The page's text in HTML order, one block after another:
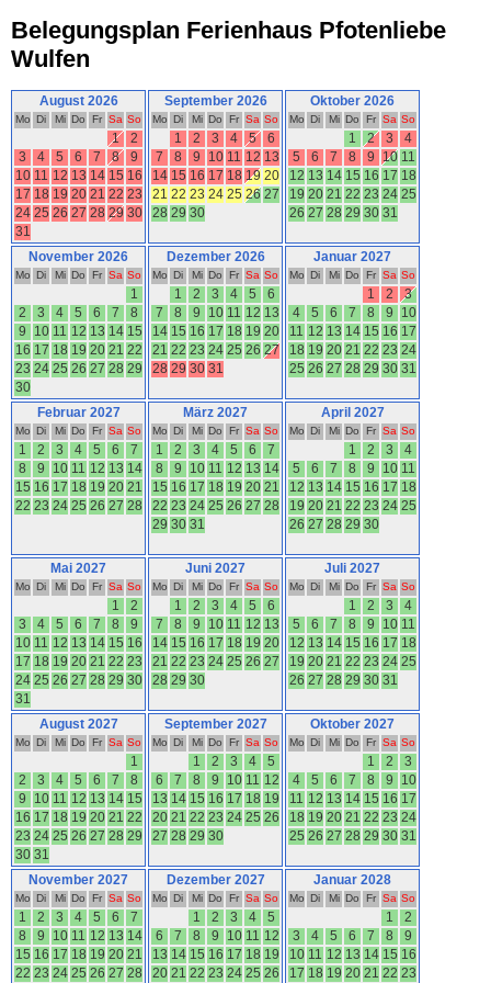
Belegungsplan Ferienhaus Pfotenliebe
Wulfen
August 2026
Mo Di Mi Do Fr Sa So
1
2
3
4 5 6 7 8
9
10 11 12 13 14 15 16
17 18 19 20 21 22 23
24 25 26 27 28 29 30
31
September 2026
Mo Di Mi Do Fr Sa So
1 2 3 4 5
6
7
8 9 10 11 12 13
14 15 16 17 18 19 20
21 22 23 24 25 26 27
28 29 30
Oktober 2026
Mo Di Mi Do Fr Sa So
1 2 3
4
5
6 7 8 9 10 11
12 13 14 15 16 17 18
19 20 21 22 23 24 25
26 27 28 29 30 31
November 2026
Mo Di Mi Do Fr Sa So
1
2
3 4 5 6 7
8
9
10 11 12 13 14 15
16 17 18 19 20 21 22
23 24 25 26 27 28 29
30
Dezember 2026
Mo Di Mi Do Fr Sa So
1 2 3 4 5
6
7
8 9 10 11 12 13
14 15 16 17 18 19 20
21 22 23 24 25 26 27
28 29 30 31
Januar 2027
Mo Di Mi Do Fr Sa So
1 2
3
4
5 6 7 8 9
10
11 12 13 14 15 16 17
18 19 20 21 22 23 24
25 26 27 28 29 30 31
Februar 2027
Mo Di Mi Do Fr Sa So
1 2 3 4 5 6
7
8
9 10 11 12 13 14
15 16 17 18 19 20 21
22 23 24 25 26 27 28
März 2027
Mo Di Mi Do Fr Sa So
1 2 3 4 5 6
7
8
9 10 11 12 13 14
15 16 17 18 19 20 21
22 23 24 25 26 27 28
29 30 31
April 2027
Mo Di Mi Do Fr Sa So
1 2 3
4
5
6 7 8 9 10 11
12 13 14 15 16 17 18
19 20 21 22 23 24 25
26 27 28 29 30
Mai 2027
Mo Di Mi Do Fr Sa So
1
2
3
4 5 6 7 8
9
10 11 12 13 14 15 16
17 18 19 20 21 22 23
24 25 26 27 28 29 30
31
Juni 2027
Mo Di Mi Do Fr Sa So
1 2 3 4 5
6
7
8 9 10 11 12 13
14 15 16 17 18 19 20
21 22 23 24 25 26 27
28 29 30
Juli 2027
Mo Di Mi Do Fr Sa So
1 2 3
4
5
6 7 8 9 10 11
12 13 14 15 16 17 18
19 20 21 22 23 24 25
26 27 28 29 30 31
August 2027
Mo Di Mi Do Fr Sa So
1
2
3 4 5 6 7
8
9
10 11 12 13 14 15
16 17 18 19 20 21 22
23 24 25 26 27 28 29
30 31
September 2027
Mo Di Mi Do Fr Sa So
1 2 3 4
5
6
7 8 9 10 11 12
13 14 15 16 17 18 19
20 21 22 23 24 25 26
27 28 29 30
Oktober 2027
Mo Di Mi Do Fr Sa So
1 2
3
4
5 6 7 8 9
10
11 12 13 14 15 16 17
18 19 20 21 22 23 24
25 26 27 28 29 30 31
November 2027
Mo Di Mi Do Fr Sa So
1 2 3 4 5 6
7
8
9 10 11 12 13 14
15 16 17 18 19 20 21
22 23 24 25 26 27 28
Dezember 2027
Mo Di Mi Do Fr Sa So
1 2 3 4
5
6
7 8 9 10 11 12
13 14 15 16 17 18 19
20 21 22 23 24 25 26
Januar 2028
Mo Di Mi Do Fr Sa So
1
2
3
4 5 6 7 8
9
10 11 12 13 14 15 16
17 18 19 20 21 22 23